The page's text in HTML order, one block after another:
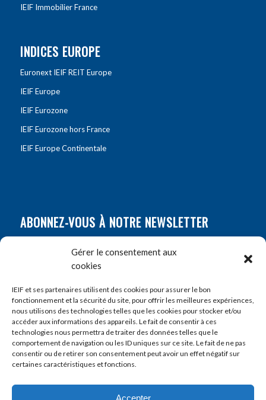
Gérer le consentement aux
cookies
IEIF et ses partenaires utilisent des cookies pour assurer le bon
fonctionnement et la sécurité du site, pour offrir les meilleures expériences,
nous utilisons des technologies telles que les cookies pour stocker et/ou
accéder aux informations des appareils. Le fait de consentir à ces
technologies nous permettra de traiter des données telles que le
comportement de navigation ou les ID uniques sur ce site. Le fait de ne pas
consentir ou de retirer son consentement peut avoir un effet négatif sur
certaines caractéristiques et fonctions.
Accepter
IEIF Immobilier France
INDICES EUROPE
Euronext IEIF REIT Europe
IEIF Europe
IEIF Eurozone
IEIF Eurozone hors France
IEIF Europe Continentale
ABONNEZ-VOUS À NOTRE NEWSLETTER
Prénom
E-mail*